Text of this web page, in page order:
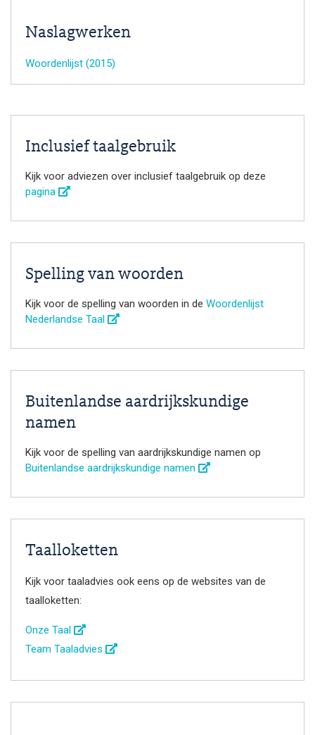
Naslagwerken
Woordenlijst (2015)
Inclusief taalgebruik
Kijk voor adviezen over inclusief taalgebruik op deze
pagina
Spelling van woorden
Kijk voor de spelling van woorden in de Woordenlijst
Nederlandse Taal
Buitenlandse aardrijkskundige
namen
Kijk voor de spelling van aardrijkskundige namen op
Buitenlandse aardrijkskundige namen
Taalloketten
Kijk voor taaladvies ook eens op de websites van de
taalloketten:
Onze Taal
Team Taaladvies